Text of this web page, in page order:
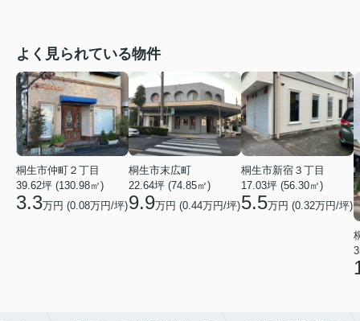
よく見られている物件
桐生市仲町２丁目
39.62坪 (130.98㎡)
3.3万円 (0.08万円/坪)
桐生市末広町
22.64坪 (74.85㎡)
9.9万円 (0.44万円/坪)
桐生市新宿３丁目
17.03坪 (56.30㎡)
5.5万円 (0.32万円/坪)